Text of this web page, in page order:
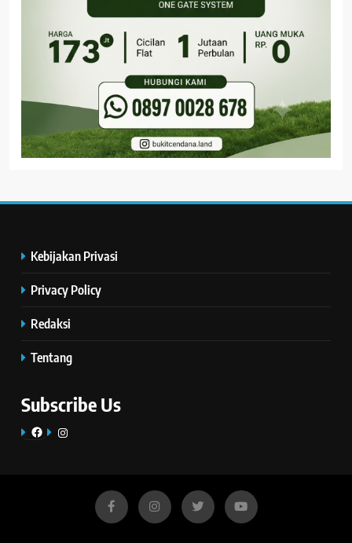
Kebijakan Privasi
Privacy Policy
Redaksi
Tentang
Subscribe Us
FacebookInstagram